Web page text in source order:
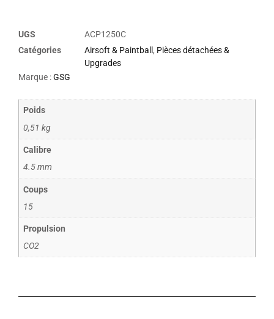
UGS
ACP1250C
Catégories
Airsoft & Paintball , Pièces détachées &
Upgrades
Marque :GSG
Poids
0,51 kg
Calibre
4.5 mm
Coups
15
Propulsion
CO2